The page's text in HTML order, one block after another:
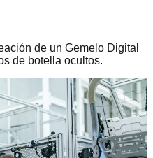
de un Gemelo Digital
de botella ocultos.